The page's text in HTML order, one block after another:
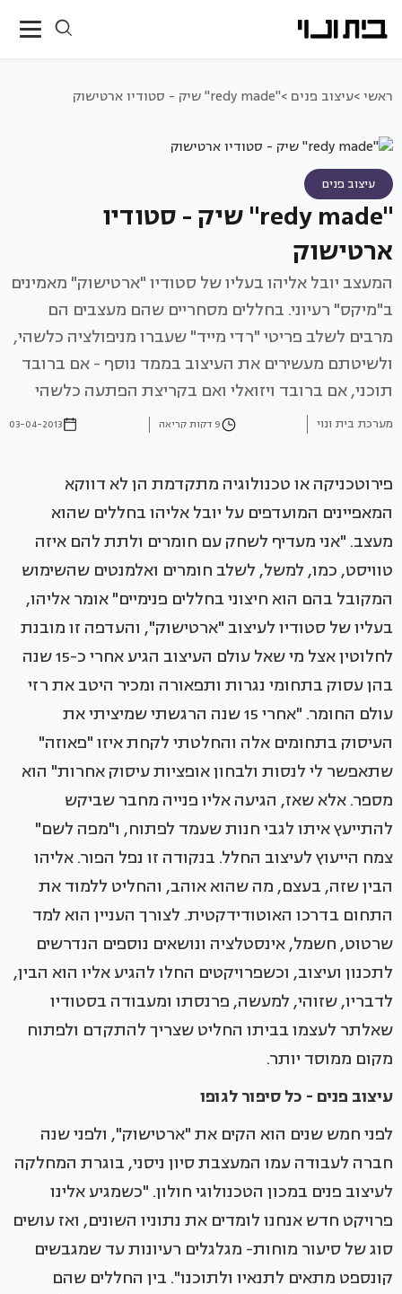
ראשי >עיצוב פנים >"redy made" שיק - סטודיו ארטישוק
עיצוב פנים
"redy made" שיק - סטודיו
ארטישוק
המעצב יובל אליהו בעליו של סטודיו "ארטישוק" מאמינים
ב"מיקס" רעיוני. בחללים מסחריים שהם מעצבים הם
מרבים לשלב פריטי "רדי מייד" שעברו מניפולציה כלשהי,
ולשיטתם מעשירים את העיצוב בממד נוסף - אם ברובד
תוכני, אם ברובד ויזואלי ואם בקריצת הפתעה כלשהי
מערכת בית ונוי 9 דקות קריאה 03-04-2013
פירוטכניקה או טכנולוגיה מתקדמת הן לא דווקא
המאפיינים המועדפים על יובל אליהו בחללים שהוא
מעצב. "אני מעדיף לשחק עם חומרים ולתת להם איזה
טוויסט, כמו, למשל, לשלב חומרים ואלמנטים שהשימוש
המקובל בהם הוא חיצוני בחללים פנימיים" אומר אליהו,
בעליו של סטודיו לעיצוב "ארטישוק", והעדפה זו מובנת
לחלוטין אצל מי שאל עולם העיצוב הגיע אחרי כ-15 שנה
בהן עסוק בתחומי נגרות ותפאורה ומכיר היטב את רזי
עולם החומר. "אחרי 15 שנה הרגשתי שמיציתי את
העיסוק בתחומים אלה והחלטתי לקחת איזו "פאוזה"
שתאפשר לי לנסות ולבחון אופציות עיסוק אחרות" הוא
מספר. אלא שאז, הגיעה אליו פנייה מחבר שביקש
להתייעץ איתו לגבי חנות שעמד לפתוח, ו"מפה לשם"
צמח הייעוץ לעיצוב החלל. בנקודה זו נפל הפור. אליהו
הבין שזה, בעצם, מה שהוא אוהב, והחליט ללמוד את
התחום בדרכו האוטודידקטית. לצורך העניין הוא למד
שרטוט, חשמל, אינסטלציה ונושאים נוספים הנדרשים
לתכנון ועיצוב, וכשפרויקטים החלו להגיע אליו הוא הבין,
לדבריו, שזוהי, למעשה, פרנסתו ומעבודה בסטודיו
שאלתר לעצמו בביתו החליט שצריך להתקדם ולפתוח
מקום ממוסד יותר.
עיצוב פנים - כל סיפור לגופו
לפני חמש שנים הוא הקים את "ארטישוק", ולפני שנה
חברה לעבודה עמו המעצבת סיון ניסני, בוגרת המחלקה
לעיצוב פנים במכון הטכנולוגי חולון. "כשמגיע אלינו
פרויקט חדש אנחנו לומדים את נתוניו השונים, ואז עושים
סוג של סיעור מוחות- מגלגלים רעיונות עד שמגבשים
קונספט מתאים לתנאיו ולתוכנו". בין החללים שהם